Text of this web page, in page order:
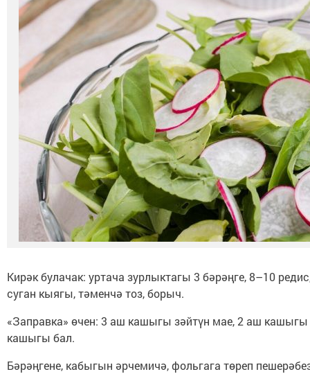
Кирәк булачак: уртача зурлыктагы 3 бәрәңге, 8–10
суган кыягы, тәменчә тоз, борыч.
«Заправка» өчен: 3 аш кашыгы зәйтүн мае, 2 аш
кашыгы бал.
Бәрәңгене, кабыгын әрчемичә, фольгага төреп